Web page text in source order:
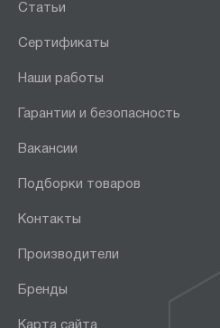
Статьи
Сертификаты
Наши работы
Гарантии и безопасность
Вакансии
Подборки товаров
Контакты
Производители
Бренды
Карта сайта